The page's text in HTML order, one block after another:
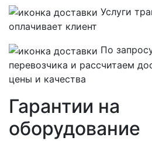
Услуги
оплачивает клиент
По
перевозчика и рассчитаем
цены и качества
Гарантии на
оборудование